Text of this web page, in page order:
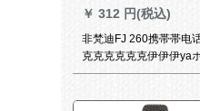
￥ 312 円(税込)
非梵迪FJ 260携帯帯电
克克克克克克伊伊伊ya
付きノ・ト・パン携帯